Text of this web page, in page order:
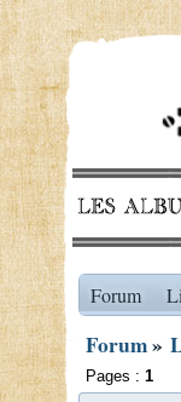
Forum
Forum»
Pages : 1